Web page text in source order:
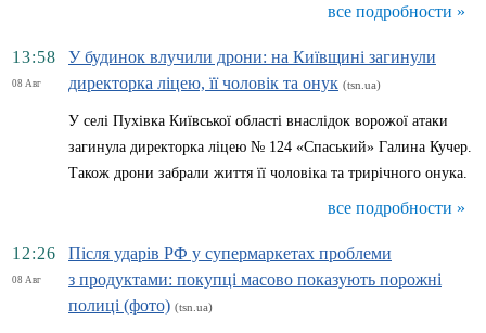
все подробности »
13:58
08 Авг
У будинок влучили дрони: на Київщині загинули
директорка ліцею, її чоловік та онук (tsn.ua)
У селі Пухівка Київської області внаслідок ворожої атаки
загинула директорка ліцею № 124 «Спаський» Галина Кучер.
Також дрони забрали життя її чоловіка та трирічного онука.
все подробности »
12:26
08 Авг
Після ударів РФ у супермаркетах проблеми
з продуктами: покупці масово показують порожні
полиці (фото) (tsn.ua)